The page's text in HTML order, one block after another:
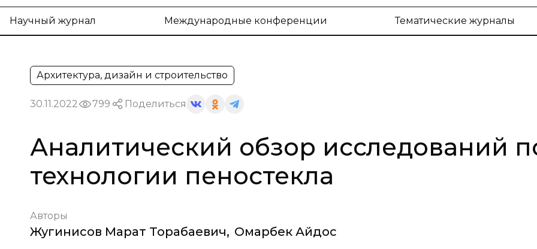
Научный журнал Международные конференции Тематические журналы
Архитектура, дизайн и строительство
30.11.2022 799 Поделиться
Аналитический обзор исследований
технологии пеностекла
Авторы
Жугинисов Марат Торабаевич, Омарбек Айдос